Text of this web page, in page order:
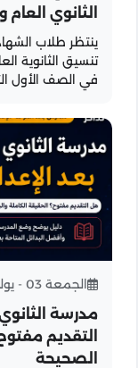
الثانوي
في الصف الأول
الجمعة 03 - يوليو - 2026
التقديم
الصحيحة